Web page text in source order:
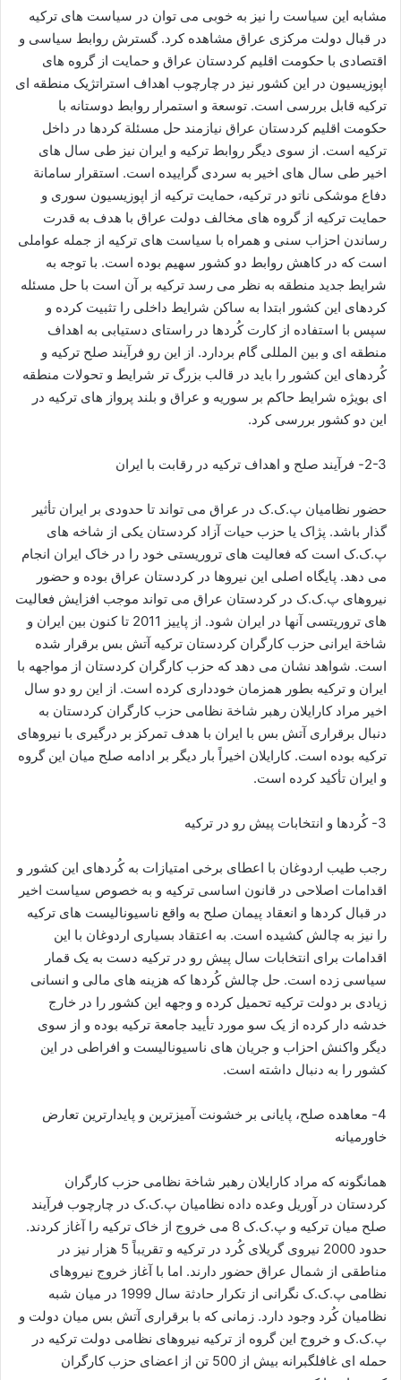
مشابه این سیاست را نیز به خوبی می توان در سیاست های ترکیه
در قبال دولت مرکزی عراق مشاهده کرد. گسترش روابط سیاسی و
اقتصادی با حکومت اقلیم کردستان عراق و حمایت از گروه های
اپوزیسیون در این کشور نیز در چارچوب اهداف استراتژیک منطقه ای
ترکیه قابل بررسی است. توسعة و استمرار روابط دوستانه با
حکومت اقلیم کردستان عراق نیازمند حل مسئلة کردها در داخل
ترکیه است. از سوی دیگر روابط ترکیه و ایران نیز طی سال های
اخیر طی سال های اخیر به سردی گراییده است. استقرار سامانة
دفاع موشکی ناتو در ترکیه، حمایت ترکیه از اپوزیسیون سوری و
حمایت ترکیه از گروه های مخالف دولت عراق با هدف به قدرت
رساندن احزاب سنی و همراه با سیاست های ترکیه از جمله عواملی
است که در کاهش روابط دو کشور سهیم بوده است. با توجه به
شرایط جدید منطقه به نظر می رسد ترکیه بر آن است با حل مسئله
کردهای این کشور ابتدا به ساکن شرایط داخلی را تثبیت کرده و
سپس با استفاده از کارت کُردها در راستای دستیابی به اهداف
منطقه ای و بین المللی گام بردارد. از این رو فرآیند صلح ترکیه و
کُردهای این کشور را باید در قالب بزرگ تر شرایط و تحولات منطقه
ای بویژه شرایط حاکم بر سوریه و عراق و بلند پرواز های ترکیه در
این دو کشور بررسی کرد.
2-3- فرآیند صلح و اهداف ترکیه در رقابت با ایران
حضور نظامیان پ.ک.ک در عراق می تواند تا حدودی بر ایران تأثیر
گذار باشد. پژاک یا حزب حیات آزاد کردستان یکی از شاخه های
پ.ک.ک است که فعالیت های تروریستی خود را در خاک ایران انجام
می دهد. پایگاه اصلی این نیروها در کردستان عراق بوده و حضور
نیروهای پ.ک.ک در کردستان عراق می تواند موجب افزایش فعالیت
های تروریتسی آنها در ایران شود. از پاییز 2011 تا کنون بین ایران و
شاخة ایرانی حزب کارگران کردستان ترکیه آتش بس برقرار شده
است. شواهد نشان می دهد که حزب کارگران کردستان از مواجهه با
ایران و ترکیه بطور همزمان خودداری کرده است. از این رو دو سال
اخیر مراد کارایلان رهبر شاخة نظامی حزب کارگران کردستان به
دنبال برقراری آتش بس با ایران با هدف تمرکز بر درگیری با نیروهای
ترکیه بوده است. کارایلان اخیراً بار دیگر بر ادامه صلح میان این گروه
و ایران تأکید کرده است.
3- کُردها و انتخابات پیش رو در ترکیه
رجب طیب اردوغان با اعطای برخی امتیازات به کُردهای این کشور و
اقدامات اصلاحی در قانون اساسی ترکیه و به خصوص سیاست اخیر
در قبال کردها و انعقاد پیمان صلح به واقع ناسیونالیست های ترکیه
را نیز به چالش کشیده است. به اعتقاد بسیاری اردوغان با این
اقدامات برای انتخابات سال پیش رو در ترکیه دست به یک قمار
سیاسی زده است. حل چالش کُردها که هزینه های مالی و انسانی
زیادی بر دولت ترکیه تحمیل کرده و وجهه این کشور را در خارج
خدشه دار کرده از یک سو مورد تأیید جامعة ترکیه بوده و از سوی
دیگر واکنش احزاب و جریان های ناسیونالیست و افراطی در این
کشور را به دنبال داشته است.
4- معاهده صلح، پایانی بر خشونت آمیزترین و پایدارترین تعارض
خاورمیانه
همانگونه که مراد کارایلان رهبر شاخة نظامی حزب کارگران
کردستان در آوریل وعده داده نظامیان پ.ک.ک در چارچوب فرآیند
صلح میان ترکیه و پ.ک.ک 8 می خروج از خاک ترکیه را آغاز کردند.
حدود 2000 نیروی گریلای کُرد در ترکیه و تقریباً 5 هزار نیز در
مناطقی از شمال عراق حضور دارند. اما با آغاز خروج نیروهای
نظامی پ.ک.ک نگرانی از تکرار حادثة سال 1999 در میان شبه
نظامیان کُرد وجود دارد. زمانی که با برقراری آتش بس میان دولت و
پ.ک.ک و خروج این گروه از ترکیه نیروهای نظامی دولت ترکیه در
حمله ای غافلگبرانه بیش از 500 تن از اعضای حزب کارگران